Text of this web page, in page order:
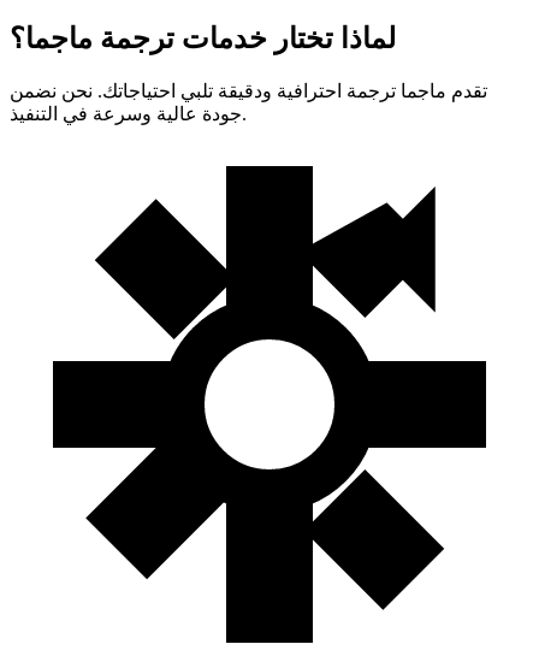
لماذا تختار خدمات ترجمة ماجما؟
تقدم ماجما ترجمة احترافية ودقيقة تلبي احتياجاتك. نحن نضمن
جودة عالية وسرعة في التنفيذ.